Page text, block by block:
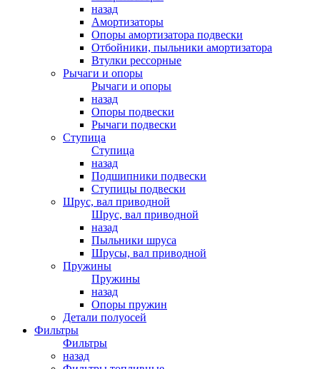
назад
Амортизаторы
Опоры амортизатора подвески
Отбойники, пыльники амортизатора
Втулки рессорные
Рычаги и опоры
Рычаги и опоры
назад
Опоры подвески
Рычаги подвески
Ступица
Ступица
назад
Подшипники подвески
Ступицы подвески
Шрус, вал приводной
Шрус, вал приводной
назад
Пыльники шруса
Шрусы, вал приводной
Пружины
Пружины
назад
Опоры пружин
Детали полуосей
Фильтры
Фильтры
назад